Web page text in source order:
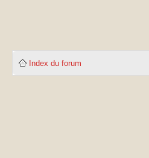
Index du forum